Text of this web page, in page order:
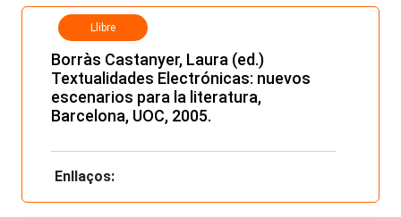
Llibre
Borràs Castanyer, Laura (ed.)
Textualidades Electrónicas: nuevos
escenarios para la literatura,
Barcelona, UOC, 2005.
Enllaços: